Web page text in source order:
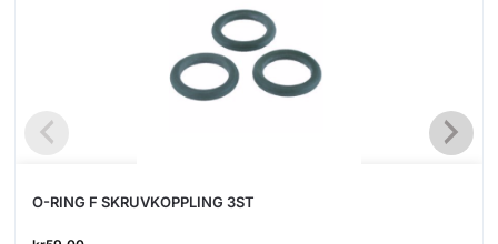
O-RING F SKRUVKOPPLING 3ST